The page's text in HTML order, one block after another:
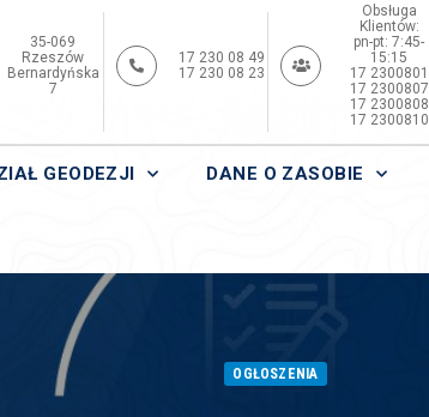
35-069
Rzeszów
Bernardyńska
7
17 230 08 49
17 230 08 23
Obsługa
Klientów:
pn-pt: 7:45-
15:15
17 2300801
17 2300807
17 2300808
17 2300810
GEODEZJI DANE O ZASOBIE
OGŁOSZENIA